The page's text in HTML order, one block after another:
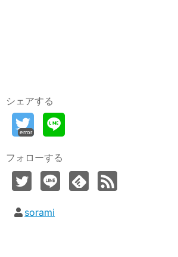
シェアする
error
フォローする
sorami